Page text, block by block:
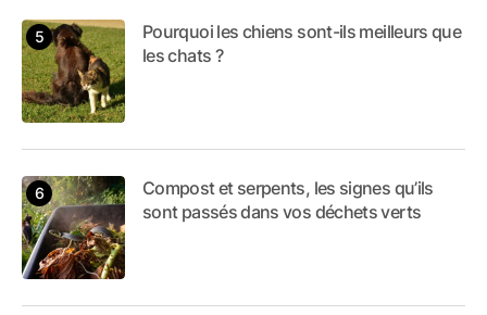
Pourquoi les chiens sont-ils meilleurs que
les chats ?
Compost et serpents, les signes qu’ils
sont passés dans vos déchets verts